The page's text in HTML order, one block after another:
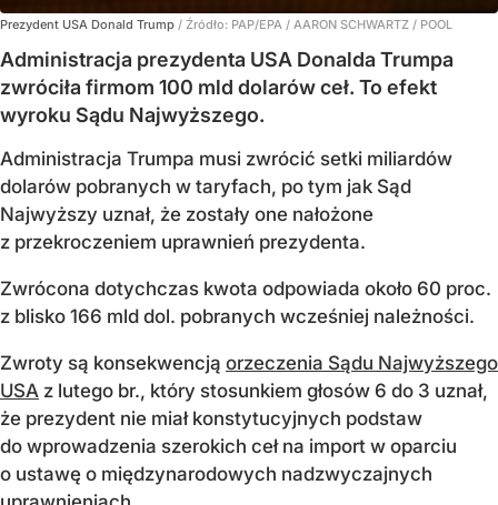
Prezydent USA Donald Trump / Źródło: PAP/EPA / AARON SCHWARTZ / POOL
Administracja prezydenta USA Donalda Trumpa
zwróciła firmom 100 mld dolarów ceł. To efekt
wyroku Sądu Najwyższego.
Administracja Trumpa musi zwrócić setki miliardów
dolarów pobranych w taryfach, po tym jak Sąd
Najwyższy uznał, że zostały one nałożone
z przekroczeniem uprawnień prezydenta.
Zwrócona dotychczas kwota odpowiada około 60 proc.
z blisko 166 mld dol. pobranych wcześniej należności.
Zwroty są konsekwencją orzeczenia Sądu Najwyższego
USA z lutego br., który stosunkiem głosów 6 do 3 uznał,
że prezydent nie miał konstytucyjnych podstaw
do wprowadzenia szerokich ceł na import w oparciu
o ustawę o międzynarodowych nadzwyczajnych